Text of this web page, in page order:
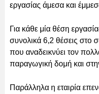
εργασίας άμεσα και
Για κάθε μία θέση
συνολικά 6,2 θέσεις στο
που αναδεικνύει τον
παραγωγική δομή και
Παράλληλα η εταιρία